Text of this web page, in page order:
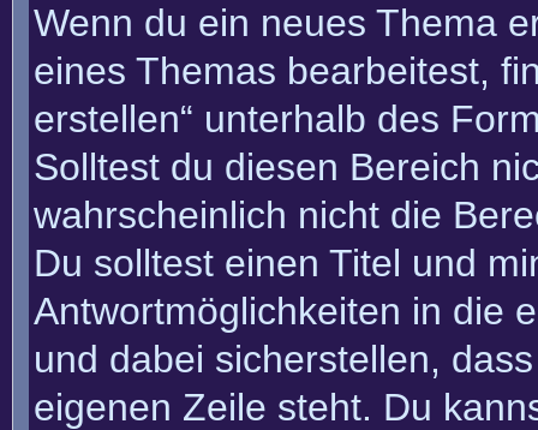
Wenn du ein neues Thema
eines Themas bearbeitest,
erstellen“ unterhalb des
Solltest du diesen Bereich
wahrscheinlich nicht die
Du solltest einen Titel und
Antwortmöglichkeiten in die
und dabei sicherstellen,
eigenen Zeile steht. Du